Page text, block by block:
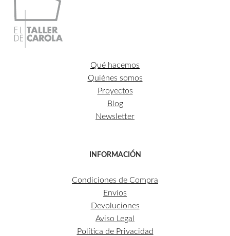
Qué hacemos
Quiénes somos
Proyectos
Blog
Newsletter
INFORMACIÓN
Condiciones de Compra
Envíos
Devoluciones
Aviso Legal
Política de Privacidad